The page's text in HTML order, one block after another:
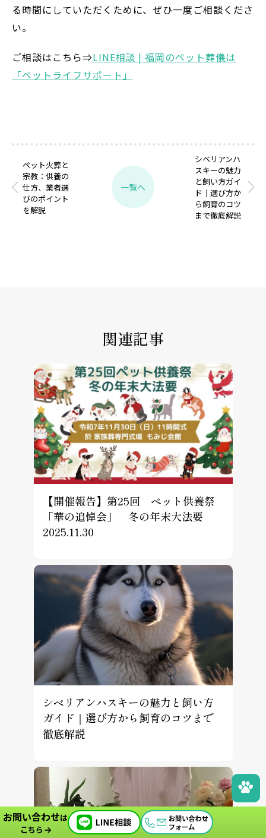
る時間にしていただくために、ぜひ一度ご相談くださ
い。
ご相談はこちら⇒LINE相談 | 福岡のペット葬儀は
「ペットライフサポート」
ペット火葬と
宗教：供養の
仕方、業者選
びのポイント
を解説
一覧へ
シベリアンハ
スキーの魅力
と飼い方ガイ
ド｜選び方か
ら飼育のコツ
まで徹底解説
関連記事
【開催報告】第25回 ペット供養祭
「華の追悼会」 冬の年末大法要
2025.11.30
シベリアンハスキーの魅力と飼い方
ガイド｜選び方から飼育のコツまで
徹底解説
お問い合わせは
こちら